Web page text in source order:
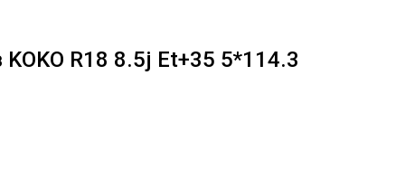
R18 8.5j Et+35 5*114.3